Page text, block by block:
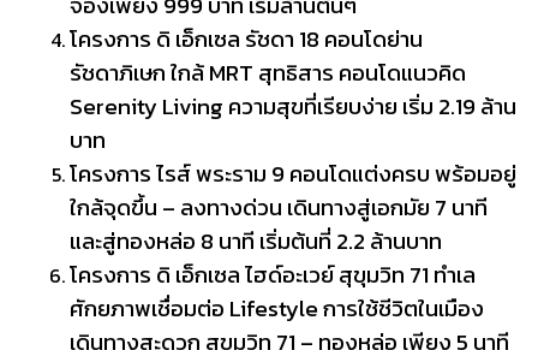
โครงการ ดิ เอ็กเซล รัชดา 18 คอนโดย่าน
รัชดาภิเษก ใกล้ MRT สุทธิสาร คอนโดแนวคิด
Serenity Living ความสุขที่เรียบง่าย เริ่ม 2.19 ล้าน
บาท
โครงการ ไรส์ พระราม 9 คอนโดแต่งครบ พร้อมอยู่
ใกล้จุดขึ้น – ลงทางด่วน เดินทางสู่เอกมัย 7 นาที
และสู่ทองหล่อ 8 นาที เริ่มต้นที่ 2.2 ล้านบาท
โครงการ ดิ เอ็กเซล ไฮด์อะเวย์ สุขุมวิท 71 ทำเล
ศักยภาพเชื่อมต่อ Lifestyle การใช้ชีวิตในเมือง
เดินทางสะดวก สุขุมวิท 71 – ทองหล่อ เพียง 5 นาที